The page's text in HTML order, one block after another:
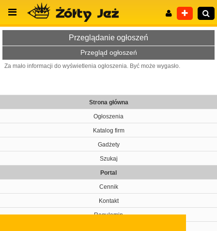
Przeglądanie ogłoszeń
Przegląd ogłoszeń
Za mało informacji do wyświetlenia ogłoszenia. Być może wygasło.
Strona główna
Ogłoszenia
Katalog firm
Gadżety
Szukaj
Portal
Cennik
Kontakt
Regulamin